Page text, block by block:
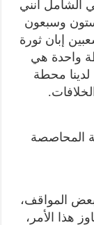
الشامل أنني
وسبعون
إبان ثورة
محطة واحدة هي
لدينا محطة
المحاصصة
بعض المواقف،
هذا الأمر،